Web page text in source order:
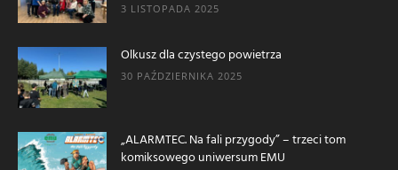
3 LISTOPADA 2025
Olkusz dla czystego powietrza
30 PAŹDZIERNIKA 2025
„ALARMTEC. Na fali przygody” – trzeci tom
komiksowego uniwersum EMU